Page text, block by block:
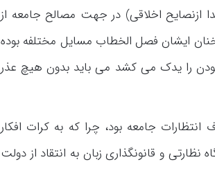
ازنصایح اخلاقی) در جهت مصالح جامعه از
ایشان فصل الخطاب مسایل مختلفه بوده
را یدک می کشد می باید بدون هیچ عذر
جامعه بود، چرا که به کرات افکار
و قانونگذاری زبان به انتقاد از دولت